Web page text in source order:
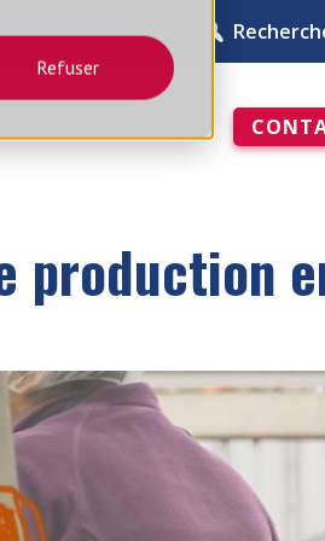
Refuser
DOSER
ENSEMBLE DE
T51
TRÉMIES PESÉES ET
OPTIONS ET ACCESSOIRES
GRILLE VIBRANTE DE
OPTIONS DE VIDANGE ET
DÉMONTAGE RAPIDES
production